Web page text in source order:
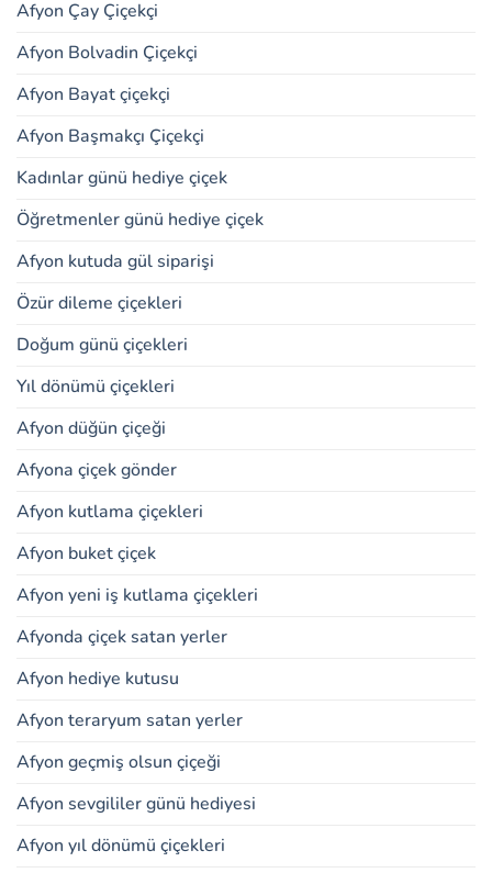
Afyon Çay Çiçekçi
Afyon Bolvadin Çiçekçi
Afyon Bayat çiçekçi
Afyon Başmakçı Çiçekçi
Kadınlar günü hediye çiçek
Öğretmenler günü hediye çiçek
Afyon kutuda gül siparişi
Özür dileme çiçekleri
Doğum günü çiçekleri
Yıl dönümü çiçekleri
Afyon düğün çiçeği
Afyona çiçek gönder
Afyon kutlama çiçekleri
Afyon buket çiçek
Afyon yeni iş kutlama çiçekleri
Afyonda çiçek satan yerler
Afyon hediye kutusu
Afyon teraryum satan yerler
Afyon geçmiş olsun çiçeği
Afyon sevgililer günü hediyesi
Afyon yıl dönümü çiçekleri